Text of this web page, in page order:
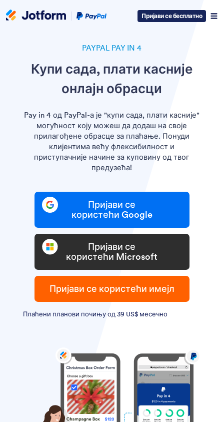
Paypal Logo Пријави се бесплатно
PAYPAL PAY IN 4
Купи сада, плати касније
онлајн обрасци
Pay in 4 од PayPal-а је "купи сада, плати касније"
могућност коју можеш да додаш на своје
прилагођене обрасце за плаћање. Понуди
клијентима већу флексибилност и
приступачније начине за куповину од твог
предузећа!
Пријави се
користећи Google
Пријави се
користећи Microsoft
Пријави се користећи имејл
Плаћени планови почињу од 39 US$ месечно